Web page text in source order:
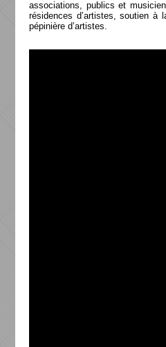
associations, publics et
résidences d’artistes, soutien à
pépinière d’artistes.